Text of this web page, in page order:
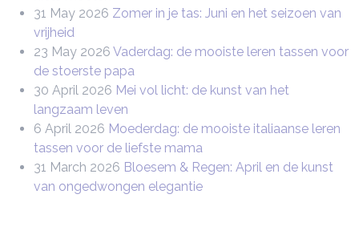
31 May 2026 Zomer in je tas: Juni en het seizoen van
vrijheid
23 May 2026 Vaderdag: de mooiste leren tassen voor
de stoerste papa
30 April 2026 Mei vol licht: de kunst van het
langzaam leven
6 April 2026 Moederdag: de mooiste italiaanse leren
tassen voor de liefste mama
31 March 2026 Bloesem & Regen: April en de kunst
van ongedwongen elegantie